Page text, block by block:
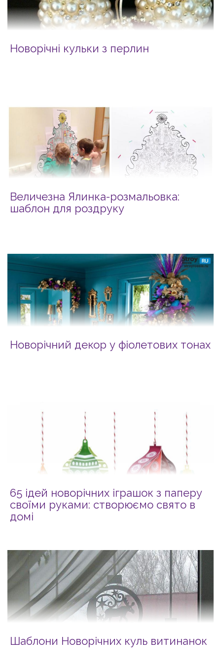
Новорічні кульки з перлин
Величезна Ялинка-розмальовка:
шаблон для роздруку
Новорічний декор у фіолетових тонах
65 ідей новорічних іграшок з паперу
своїми руками: створюємо свято в
домі
Шаблони Новорічних куль витинанок